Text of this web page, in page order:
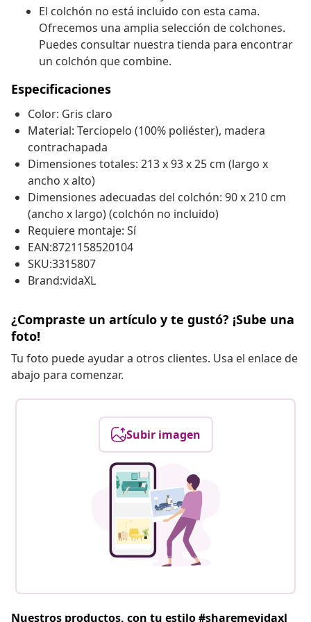
El colchón no está incluido con esta cama.
Ofrecemos una amplia selección de colchones.
Puedes consultar nuestra tienda para encontrar
un colchón que combine.
Especificaciones
Color: Gris claro
Material: Terciopelo (100% poliéster), madera
contrachapada
Dimensiones totales: 213 x 93 x 25 cm (largo x
ancho x alto)
Dimensiones adecuadas del colchón: 90 x 210 cm
(ancho x largo) (colchón no incluido)
Requiere montaje: Sí
EAN:8721158520104
SKU:3315807
Brand:vidaXL
¿Compraste un artículo y te gustó? ¡Sube una
foto!
Tu foto puede ayudar a otros clientes. Usa el enlace de
abajo para comenzar.
Subir imagen
Nuestros productos, con tu estilo #sharemevidaxl